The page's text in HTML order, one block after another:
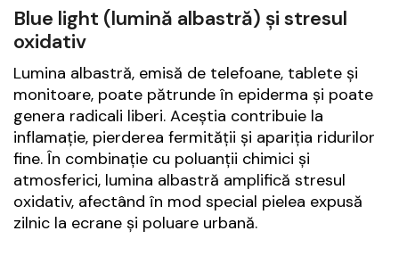
Blue light (lumină albastră) și stresul
oxidativ
Lumina albastră, emisă de telefoane, tablete și
monitoare, poate pătrunde în epiderma și poate
genera radicali liberi. Aceștia contribuie la
inflamație, pierderea fermității și apariția ridurilor
fine. În combinație cu poluanții chimici și
atmosferici, lumina albastră amplifică stresul
oxidativ, afectând în mod special pielea expusă
zilnic la ecrane și poluare urbană.